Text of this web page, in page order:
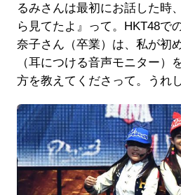
るみさんは最初にお話した時
ら見てたよ』って。HKT48で
奈子さん（卒業）は、私が初
（耳につける音声モニター）
方を教えてくださって。うれ